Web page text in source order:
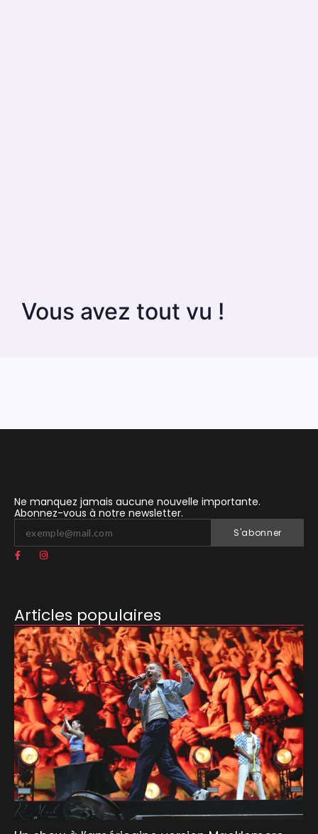
Vous avez tout vu !
Ne manquez jamais aucune nouvelle importante.
Abonnez-vous à notre newsletter.
S'abonner
Articles populaires